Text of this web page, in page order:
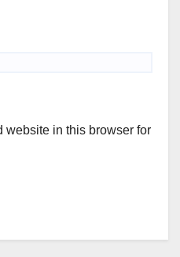
website in this browser for